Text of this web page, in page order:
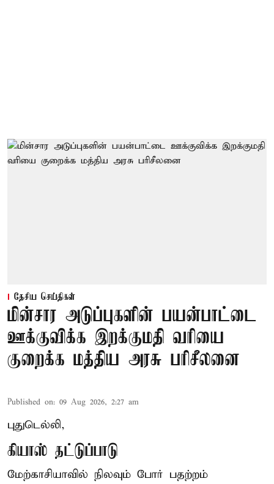
தேசிய செய்திகள்
மின்சார அடுப்புகளின் பயன்பாட்டை
ஊக்குவிக்க இறக்குமதி வரியை
குறைக்க மத்திய அரசு பரிசீலனை
Published on: 09 Aug 2026, 2:27 am
புதுடெல்லி,
கியாஸ் தட்டுப்பாடு
மேற்காசியாவில் நிலவும் போர் பதற்றம்